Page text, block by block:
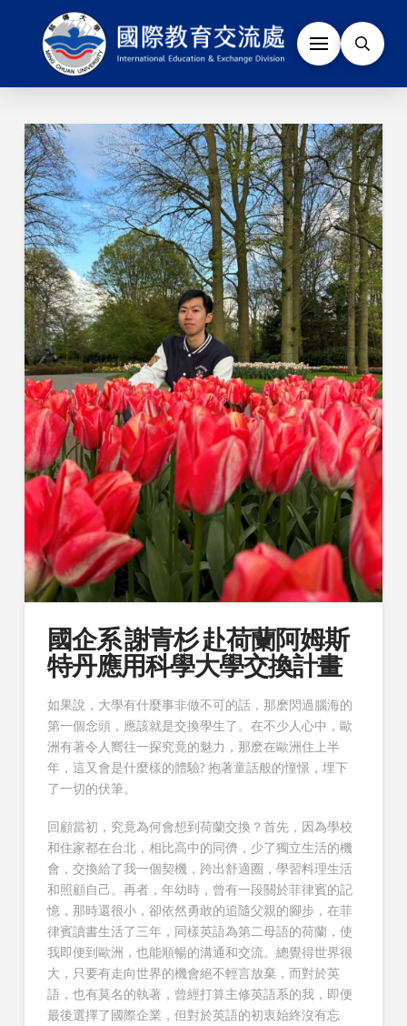
國企系 謝青杉 赴荷蘭阿姆斯
特丹應用科學大學交換計畫
如果說，大學有什麼事非做不可的話，那麽閃過腦海的
第一個念頭，應該就是交換學生了。在不少人心中，歐
洲有著令人嚮往一探究竟的魅力，那麽在歐洲住上半
年，這又會是什麼樣的體驗? 抱著童話般的憧憬，埋下
了一切的伏筆。
回顧當初，究竟為何會想到荷蘭交換？首先，因為學校
和住家都在台北，相比高中的同儕，少了獨立生活的機
會，交換給了我一個契機，跨出舒適圈，學習料理生活
和照顧自己。再者，年幼時，曾有一段關於菲律賓的記
憶，那時還很小，卻依然勇敢的追隨父親的腳步，在菲
律賓讀書生活了三年，同樣英語為第二母語的荷蘭，使
我即便到歐洲，也能順暢的溝通和交流。總覺得世界很
大，只要有走向世界的機會絕不輕言放棄，而對於英
語，也有莫名的執著，曾經打算主修英語系的我，即便
最後選擇了國際企業，但對於英語的初衷始終沒有忘